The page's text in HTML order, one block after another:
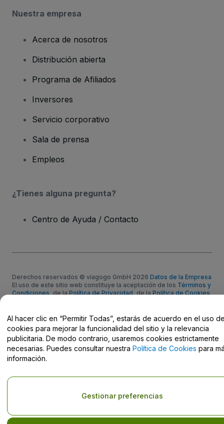
Nuestra empresa
Acerca de nosotros
Distribución abierta
Programa de Afiliados
Inversores
Servicio corporativo
Sala de prensa
Empleos
¿Tienes alguna pregunta?
Centro de Ayuda / Contacto
Derechos reservados © viagogo GmbH 2026 Datos de la Empresa
El uso de este sitio web constituye la aceptación de los Términos y
Condiciones , de la Política de Privacidad , de la Política de Cookies
privacidad
Al hacer clic en “Permitir Todas”, estarás de acuerdo en el uso
cookies para mejorar la funcionalidad del sitio y la relevancia
publicitaria. De modo contrario, usaremos cookies estrictamente
necesarias. Puedes consultar nuestra Política de Cookies para
información.
Gestionar preferencias